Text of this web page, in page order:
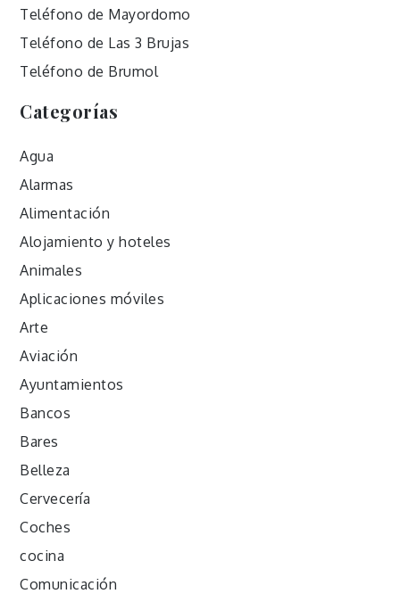
Teléfono de Mayordomo
Teléfono de Las 3 Brujas
Teléfono de Brumol
Categorías
Agua
Alarmas
Alimentación
Alojamiento y hoteles
Animales
Aplicaciones móviles
Arte
Aviación
Ayuntamientos
Bancos
Bares
Belleza
Cervecería
Coches
cocina
Comunicación